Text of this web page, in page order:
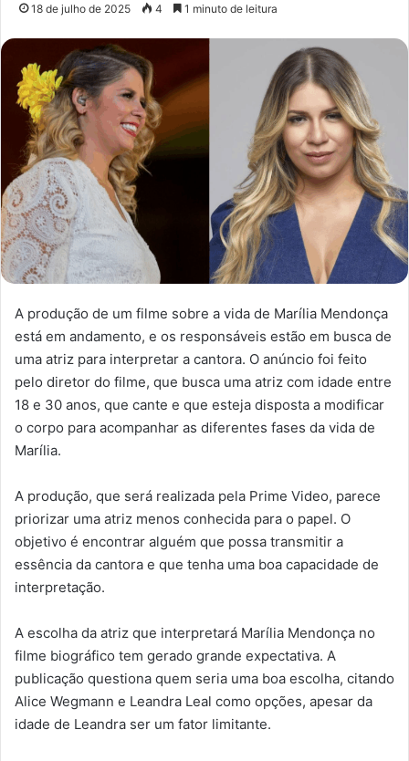
18 de julho de 2025 4 1 minuto de leitura
A produção de um filme sobre a vida de Marília Mendonça
está em andamento, e os responsáveis estão em busca de
uma atriz para interpretar a cantora. O anúncio foi feito
pelo diretor do filme, que busca uma atriz com idade entre
18 e 30 anos, que cante e que esteja disposta a modificar
o corpo para acompanhar as diferentes fases da vida de
Marília.
A produção, que será realizada pela Prime Video, parece
priorizar uma atriz menos conhecida para o papel. O
objetivo é encontrar alguém que possa transmitir a
essência da cantora e que tenha uma boa capacidade de
interpretação.
A escolha da atriz que interpretará Marília Mendonça no
filme biográfico tem gerado grande expectativa. A
publicação questiona quem seria uma boa escolha, citando
Alice Wegmann e Leandra Leal como opções, apesar da
idade de Leandra ser um fator limitante.